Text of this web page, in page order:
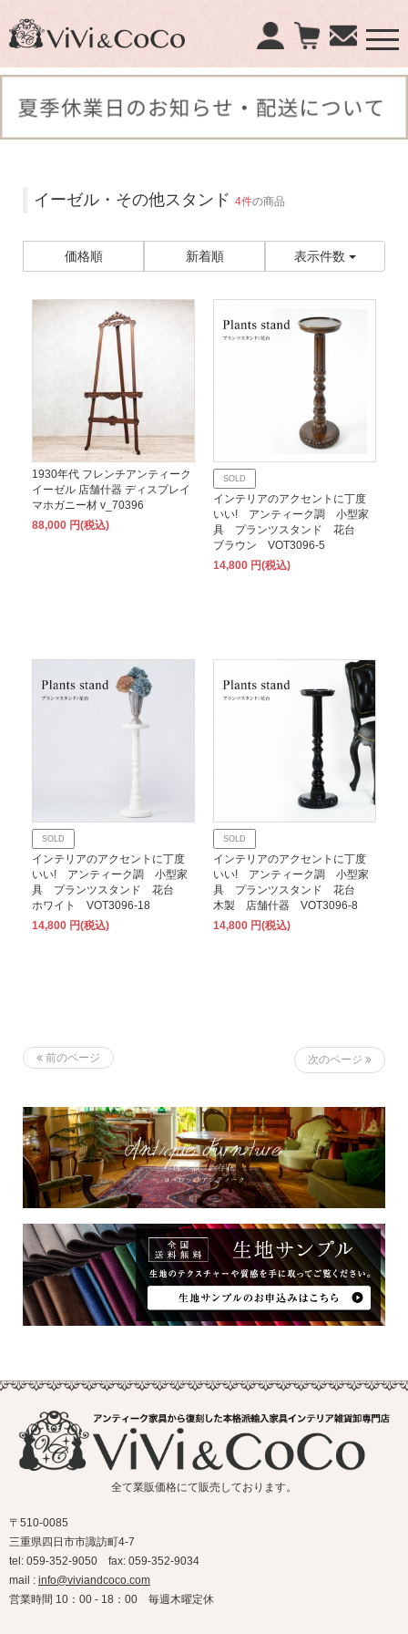
イーゼル・その他スタンド 4件の商品
価格順 新着順 表示件数
1930年代 フレンチアンティーク
イーゼル 店舗什器 ディスプレイ
マホガニー材 v_70396
88,000 円(税込)
SOLD
インテリアのアクセントに丁度
いい! アンティーク調 小型家
具 プランツスタンド 花台
ブラウン VOT3096-5
14,800 円(税込)
SOLD
インテリアのアクセントに丁度
いい! アンティーク調 小型家
具 プランツスタンド 花台
ホワイト VOT3096-18
14,800 円(税込)
SOLD
インテリアのアクセントに丁度
いい! アンティーク調 小型家
具 プランツスタンド 花台
木製 店舗什器 VOT3096-8
14,800 円(税込)
前のページ 次のページ
×
商品検索：
全て業販価格にて販売しております。
〒510-0085
三重県四日市市諏訪町4-7
tel: 059-352-9050 fax: 059-352-9034
mail : info@viviandcoco.com
営業時間 10：00 - 18：00 毎週木曜定休